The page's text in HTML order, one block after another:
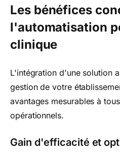
Les bénéfices
l'automatisation
clinique
L'intégration d'une solution
gestion de votre
avantages mesurables à
opérationnels.
Gain d'efficacité et